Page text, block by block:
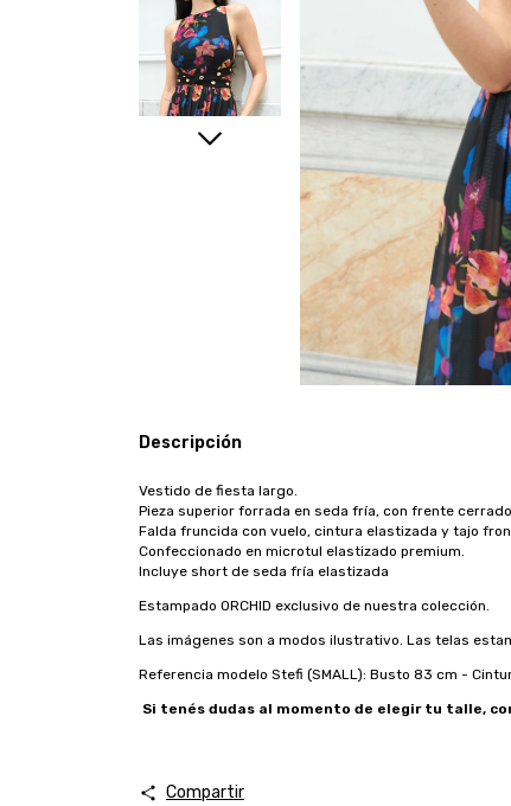
Descripción
Vestido de fiesta largo.
Pieza superior forrada en seda fría, con frente
Falda fruncida con vuelo, cintura elastizada y tajo
Confeccionado en microtul elastizado premium.
Incluye short de seda fría elastizada
Estampado ORCHID exclusivo de nuestra colección.
Las imágenes son a modos ilustrativo. Las telas
Referencia modelo Stefi (SMALL): Busto 83 cm -
Si tenés dudas al momento de elegir tu talle,
Compartir